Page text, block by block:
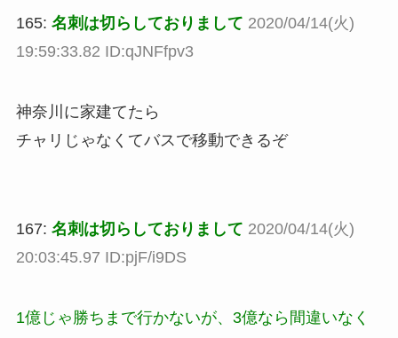
165: 名刺は切らしておりまして 2020/04/14(火)
19:59:33.82 ID:qJNFfpv3
神奈川に家建てたら
チャリじゃなくてバスで移動できるぞ
167: 名刺は切らしておりまして 2020/04/14(火)
20:03:45.97 ID:pjF/i9DS
1億じゃ勝ちまで行かないが、3億なら間違いなく